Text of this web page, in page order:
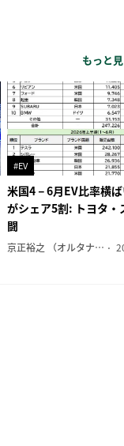
もっと
#EV
米国4－6月EV比率横
がシェア5割: トヨタ・
闘
京正裕之 （オルタナ副編集長）